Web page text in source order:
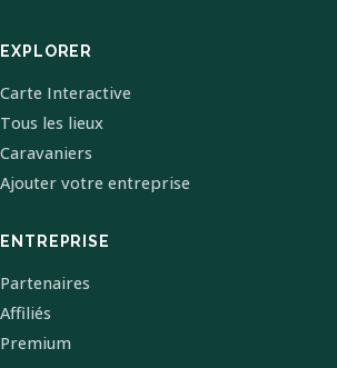
EXPLORER
Carte Interactive
Tous les lieux
Caravaniers
Ajouter votre entreprise
ENTREPRISE
Partenaires
Affiliés
Premium